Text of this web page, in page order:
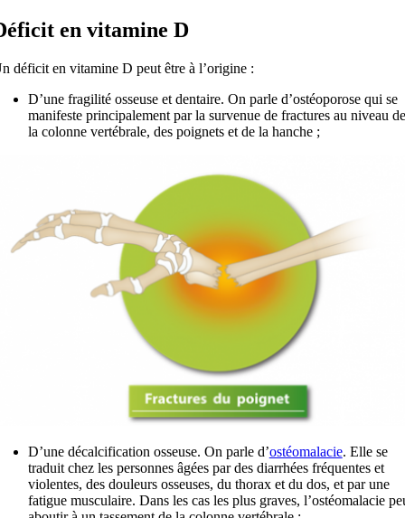
en vitamine D
déficit en vitamine D peut être à l’origine :
D’une fragilité osseuse et dentaire. On parle d’ostéoporose qui se
manifeste principalement par la survenue de fractures au niveau de
la colonne vertébrale, des poignets et de la hanche ;
D’une décalcification osseuse. On parle d’ostéomalacie. Elle se
traduit chez les personnes âgées par des diarrhées fréquentes et
violentes, des douleurs osseuses, du thorax et du dos, et par une
fatigue musculaire. Dans les cas les plus graves, l’ostéomalacie